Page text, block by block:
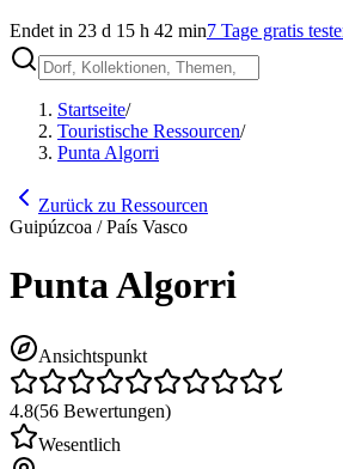
Endet in 23 d 15 h 42 min7 Tage gratis
Startseite/
Touristische Ressourcen/
Punta Algorri
Zurück zu Ressourcen
Guipúzcoa / País Vasco
Punta Algorri
Ansichtspunkt
4.8(56 Bewertungen)
Wesentlich